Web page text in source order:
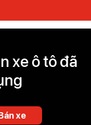
xe ô tô đã
xe